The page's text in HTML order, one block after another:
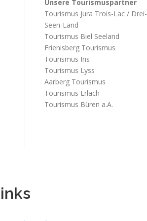
Unsere Tourismuspartner
Tourismus Jura Trois-Lac / Drei-
Seen-Land
Tourismus Biel Seeland
Frienisberg Tourismus
Tourismus Ins
Tourismus Lyss
Aarberg Tourismus
Tourismus Erlach
Tourismus Büren a.A.